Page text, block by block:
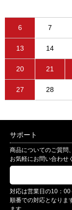
6 7
13 14
20 21
27 28
サポート
商品についてのご質問
お気軽にお問い合わせ
対応は営業日の10：
順番での対応となりま